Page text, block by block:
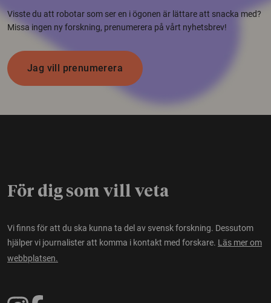
Visste du att robotar som ser en i ögonen är lättare att snacka med?
Missa ingen ny forskning, prenumerera på vårt nyhetsbrev!
Jag vill prenumerera
För dig som vill veta
Vi finns för att du ska kunna ta del av svensk forskning. Dessutom
hjälper vi journalister att komma i kontakt med forskare. Läs mer om
webbplatsen.